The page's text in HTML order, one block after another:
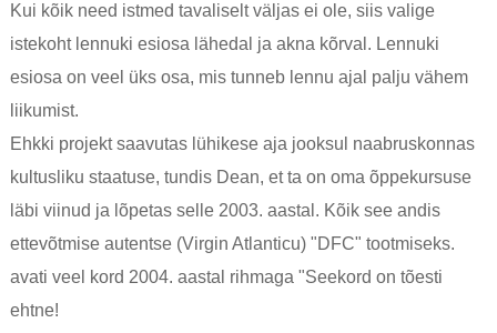
Kui kõik need istmed tavaliselt väljas ei ole, siis valige
istekoht lennuki esiosa lähedal ja akna kõrval. Lennuki
esiosa on veel üks osa, mis tunneb lennu ajal palju vähem
liikumist.
Ehkki projekt saavutas lühikese aja jooksul naabruskonnas
kultusliku staatuse, tundis Dean, et ta on oma õppekursuse
läbi viinud ja lõpetas selle 2003. aastal. Kõik see andis
ettevõtmise autentse (Virgin Atlanticu) "DFC" tootmiseks.
avati veel kord 2004. aastal rihmaga "Seekord on tõesti
ehtne!